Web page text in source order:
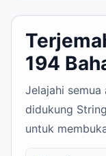
194
Jelajahi semua
didukung
untuk